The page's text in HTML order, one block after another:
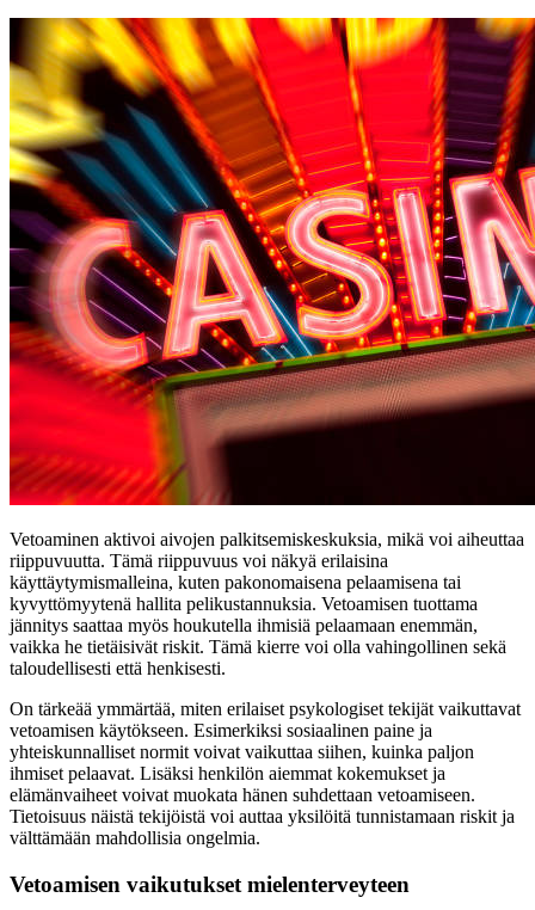
Vetoaminen aktivoi aivojen palkitsemiskeskuksia, mikä voi aiheuttaa
riippuvuutta. Tämä riippuvuus voi näkyä erilaisina
käyttäytymismalleina, kuten pakonomaisena pelaamisena tai
kyvyttömyytenä hallita pelikustannuksia. Vetoamisen tuottama
jännitys saattaa myös houkutella ihmisiä pelaamaan enemmän,
vaikka he tietäisivät riskit. Tämä kierre voi olla vahingollinen sekä
taloudellisesti että henkisesti.
On tärkeää ymmärtää, miten erilaiset psykologiset tekijät vaikuttavat
vetoamisen käytökseen. Esimerkiksi sosiaalinen paine ja
yhteiskunnalliset normit voivat vaikuttaa siihen, kuinka paljon
ihmiset pelaavat. Lisäksi henkilön aiemmat kokemukset ja
elämänvaiheet voivat muokata hänen suhdettaan vetoamiseen.
Tietoisuus näistä tekijöistä voi auttaa yksilöitä tunnistamaan riskit ja
välttämään mahdollisia ongelmia.
Vetoamisen vaikutukset mielenterveyteen